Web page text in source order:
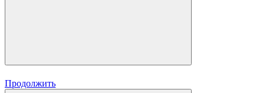
Продолжить